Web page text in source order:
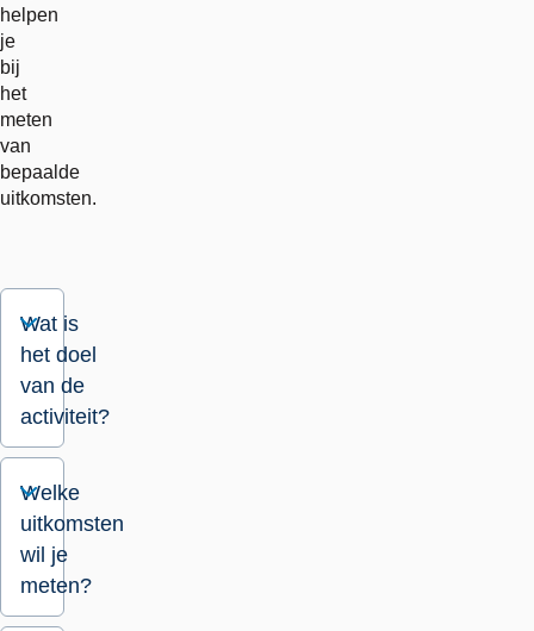
helpen
je
bij
het
meten
van
bepaalde
uitkomsten.
Wat is
het doel
van de
activiteit?
Welke
uitkomsten
wil je
meten?